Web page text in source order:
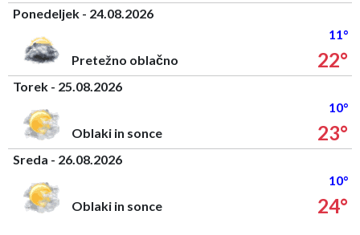
Ponedeljek - 24.08.2026
11°
Pretežno oblačno
22°
Torek - 25.08.2026
10°
Oblaki in sonce
23°
Sreda - 26.08.2026
10°
Oblaki in sonce
24°